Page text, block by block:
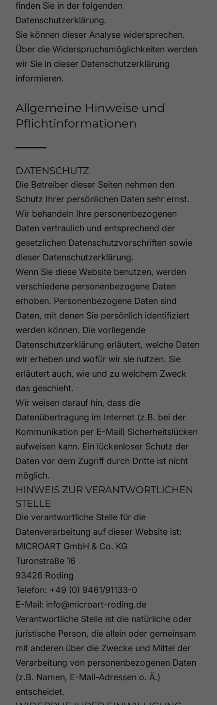
finden Sie in der folgenden
Datenschutzerklärung.
Sie können dieser Analyse widersprechen.
Über die Widerspruchsmöglichkeiten werden
wir Sie in dieser Datenschutzerklärung
informieren.
Allgemeine Hinweise und
Pflichtinformationen
DATENSCHUTZ
Die Betreiber dieser Seiten nehmen den
Schutz Ihrer persönlichen Daten sehr ernst.
Wir behandeln Ihre personenbezogenen
Daten vertraulich und entsprechend der
gesetzlichen Datenschutzvorschriften sowie
dieser Datenschutzerklärung.
Wenn Sie diese Website benutzen, werden
verschiedene personenbezogene Daten
erhoben. Personenbezogene Daten sind
Daten, mit denen Sie persönlich identifiziert
werden können. Die vorliegende
Datenschutzerklärung erläutert, welche Daten
wir erheben und wofür wir sie nutzen. Sie
erläutert auch, wie und zu welchem Zweck
das geschieht.
Wir weisen darauf hin, dass die
Datenübertragung im Internet (z.B. bei der
Kommunikation per E-Mail) Sicherheitslücken
aufweisen kann. Ein lückenloser Schutz der
Daten vor dem Zugriff durch Dritte ist nicht
möglich.
HINWEIS ZUR VERANTWORTLICHEN
STELLE
Die verantwortliche Stelle für die
Datenverarbeitung auf dieser Website ist:
MICROART GmbH & Co. KG
Turonstraße 16
93426 Roding
Telefon: +49 (0) 9461/91133-0
E-Mail: info@microart-roding.de
Verantwortliche Stelle ist die natürliche oder
juristische Person, die allein oder gemeinsam
mit anderen über die Zwecke und Mittel der
Verarbeitung von personenbezogenen Daten
(z.B. Namen, E-Mail-Adressen o. Ä.)
entscheidet.